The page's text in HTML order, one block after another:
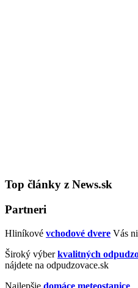
Top články z News.sk
Partneri
Hliníkové vchodové dvere Vás
Široký výberkvalitných
nájdete na odpudzovace.sk
Najlepšie domáce meteostanice